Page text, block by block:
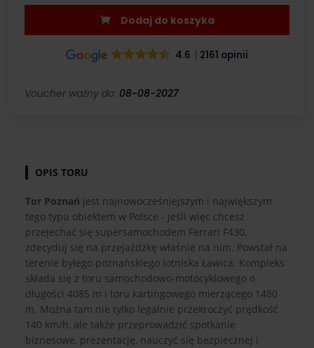
Dodaj do koszyka
4.6 2161 opinii
Voucher ważny do: 08-08-2027
OPIS TORU
Tor Poznań jest najnowocześniejszym i największym
tego typu obiektem w Polsce - jeśli więc chcesz
przejechać się supersamochodem Ferrari F430,
zdecyduj się na przejażdżkę właśnie na nim. Powstał na
terenie byłego poznańskiego lotniska Ławica. Kompleks
składa się z toru samochodowo-motocyklowego o
długości 4085 m i toru kartingowego mierzącego 1480
m. Można tam nie tylko legalnie przekroczyć prędkość
140 km/h, ale także przeprowadzić spotkanie
biznesowe, prezentację, nauczyć się bezpiecznej i